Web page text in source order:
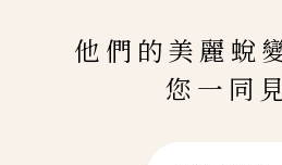
他們的美麗蛻
您一同